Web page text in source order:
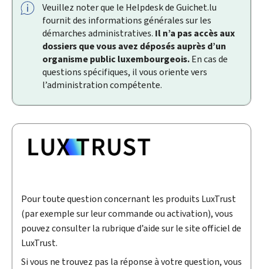
Veuillez noter que le Helpdeskde Guichet.lu
fournit des informations générales sur les
démarches administratives. Il n’a pas accès aux
dossiers que vous avez déposés auprès d’un
organisme public luxembourgeois.En cas de
questions spécifiques, il vous oriente vers
l’administration compétente.
Pour toute question concernant les produits LuxTrust
(par exemple sur leur commande ou activation), vous
pouvez consulter la rubrique d’aide sur le site officiel de
LuxTrust.
Si vous ne trouvez pas la réponse à votre question, vous